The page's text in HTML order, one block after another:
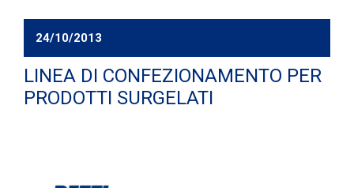
24/10/2013
LINEA DI CONFEZIONAMENTO PER
PRODOTTI SURGELATI